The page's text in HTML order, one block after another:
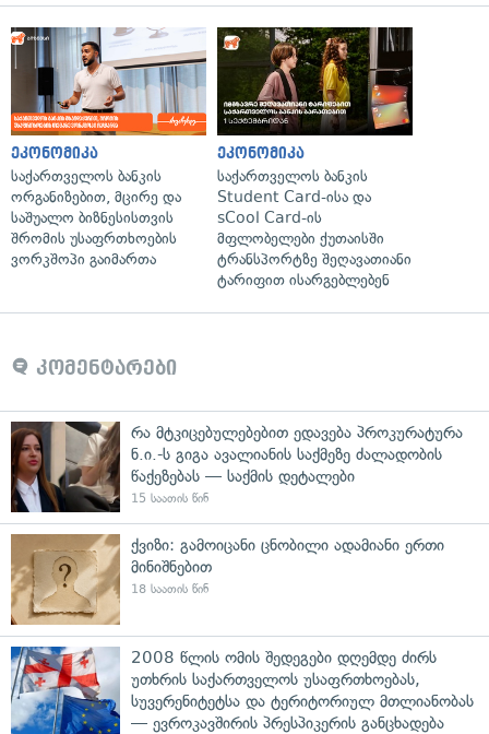
ეკონომიკა
საქართველოს ბანკის
ორგანიზებით, მცირე და
საშუალო ბიზნესისთვის
შრომის უსაფრთხოების
ვორკშოპი გაიმართა
ეკონომიკა
საქართველოს ბანკის
Student Card-ისა და
sCool Card-ის
მფლობელები ქუთაისში
ტრანსპორტზე შეღავათიანი
ტარიფით ისარგებლებენ
კომენტარები
რა მტკიცებულებებით ედავება პროკურატურა
ნ.ი.-ს გიგა ავალიანის საქმეზე ძალადობის
წაქეზებას — საქმის დეტალები
15 საათის წინ
ქვიზი: გამოიცანი ცნობილი ადამიანი ერთი
მინიშნებით
18 საათის წინ
2008 წლის ომის შედეგები დღემდე ძირს
უთხრის საქართველოს უსაფრთხოებას,
სუვერენიტეტსა და ტერიტორიულ მთლიანობას
— ევროკავშირის პრესპიკერის განცხადება